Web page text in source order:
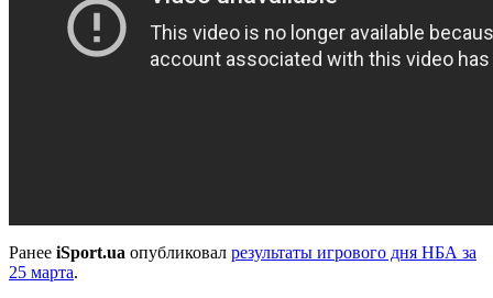
Ранее iSport.ua опубликовал результаты игрового дня НБА за
25 марта.